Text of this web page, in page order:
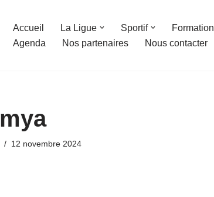
Accueil La Ligue Sportif Formation
Agenda
Nos partenaires Nous contacter
mya
12 novembre 2024